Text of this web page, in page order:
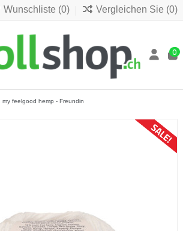
Wunschliste (0) Vergleichen Sie (0)
0
my feelgood hemp - Freundin